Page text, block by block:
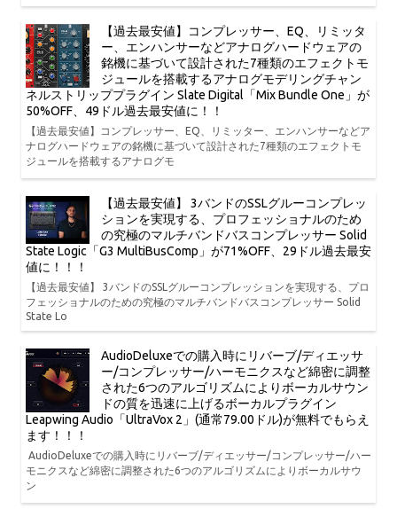
【過去最安値】コンプレッサー、EQ、リミッタ
ー、エンハンサーなどアナログハードウェアの
銘機に基づいて設計された7種類のエフェクトモ
ジュールを搭載するアナログモデリングチャン
ネルストリッププラグイン Slate Digital「Mix Bundle One」が
50%OFF、49ドル過去最安値に！！
【過去最安値】コンプレッサー、EQ、リミッター、エンハンサーなどア
ナログハードウェアの銘機に基づいて設計された7種類のエフェクトモ
ジュールを搭載するアナログモ
【過去最安値】 3バンドのSSLグルーコンプレッ
ションを実現する、プロフェッショナルのため
の究極のマルチバンドバスコンプレッサー Solid
State Logic「G3 MultiBusComp」が71%OFF、29ドル過去最安
値に！！！
【過去最安値】 3バンドのSSLグルーコンプレッションを実現する、プロ
フェッショナルのための究極のマルチバンドバスコンプレッサー Solid
State Lo
AudioDeluxeでの購入時にリバーブ/ディエッサ
ー/コンプレッサー/ハーモニクスなど綿密に調整
された6つのアルゴリズムによりボーカルサウン
ドの質を迅速に上げるボーカルプラグイン
Leapwing Audio「UltraVox 2」(通常79.00ドル)が無料でもらえ
ます！！！
AudioDeluxeでの購入時にリバーブ/ディエッサー/コンプレッサー/ハー
モニクスなど綿密に調整された6つのアルゴリズムによりボーカルサウ
ン